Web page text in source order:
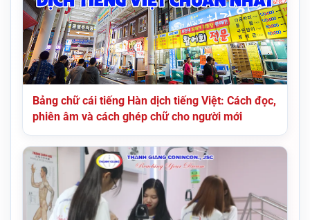
Bảng chữ cái tiếng Hàn dịch tiếng Việt: Cách đọc,
phiên âm và cách ghép chữ cho người mới